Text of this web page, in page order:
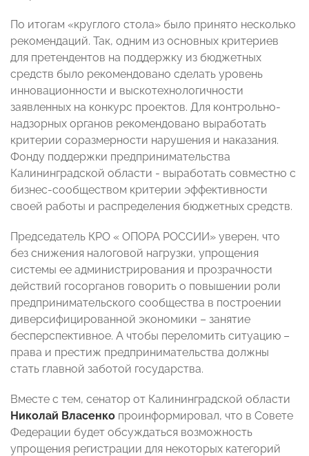
По итогам «круглого стола» было принято несколько
рекомендаций. Так, одним из основных критериев
для претендентов на поддержку из бюджетных
средств было рекомендовано сделать уровень
инновационности и выскотехнологичности
заявленных на конкурс проектов. Для контрольно-
надзорных органов рекомендовано выработать
критерии соразмерности нарушения и наказания.
Фонду поддержки предпринимательства
Калининградской области - выработать совместно с
бизнес-сообществом критерии эффективности
своей работы и распределения бюджетных средств.
Председатель КРО « ОПОРА РОССИИ» уверен, что
без снижения налоговой нагрузки, упрощения
системы ее администрирования и прозрачности
действий госорганов говорить о повышении роли
предпринимательского сообщества в построении
диверсифицированной экономики – занятие
бесперспективное. А чтобы переломить ситуацию –
права и престиж предпринимательства должны
стать главной заботой государства.
Вместе с тем, сенатор от Калининградской области
Николай Власенко проинформировал, что в Совете
Федерации будет обсуждаться возможность
упрощения регистрации для некоторых категорий